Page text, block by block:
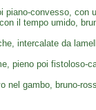
convesso, con
il tempo umido,
intercalate da
pieno poi fistoloso-
nel gambo, bruno-